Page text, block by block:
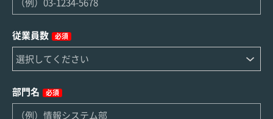
従業員数 必須
部門名 必須